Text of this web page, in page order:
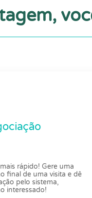
rápido! Gere uma
final de uma visita e dê
pelo sistema,
interessado!